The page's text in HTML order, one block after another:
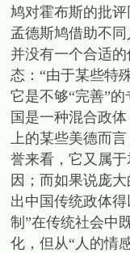
鸠对霍布斯的批
孟德斯鸠借助不
并没有一个合适
态：“由于某些特
它是不够“完善”
国是一种混合政
上的某些美德而
誉来看，它又属
因；而如果说庞
出中国传统政体
制”在传统社会中
化，但从“人的情